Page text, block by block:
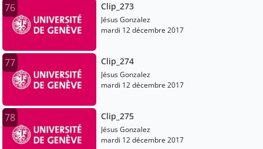
76 Clip_273
Jésus Gonzalez
mardi 12 décembre 2017
77 Clip_274
Jésus Gonzalez
mardi 12 décembre 2017
78 Clip_275
Jésus Gonzalez
mardi 12 décembre 2017